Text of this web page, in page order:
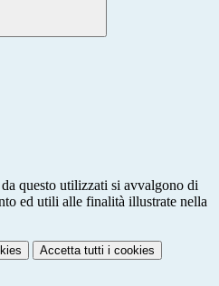
questo utilizzati si avvalgono di
ed utili alle finalità illustrate nella
Accetta tutti i cookies